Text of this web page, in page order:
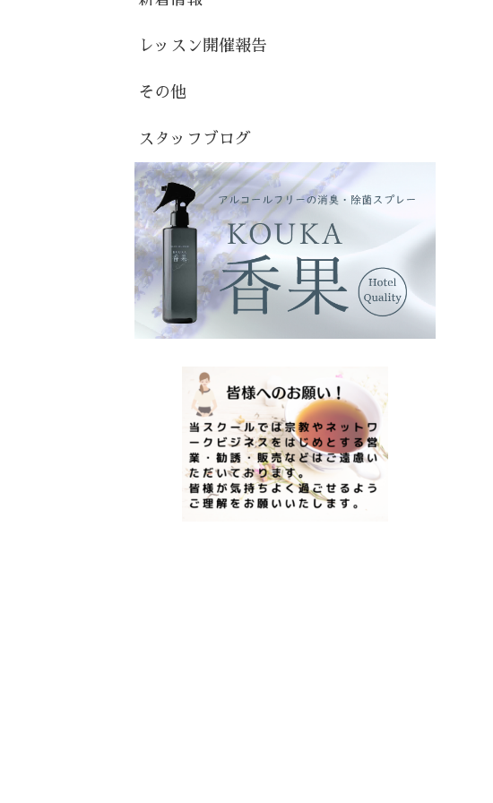
レッスン開催報告
その他
スタッフブログ